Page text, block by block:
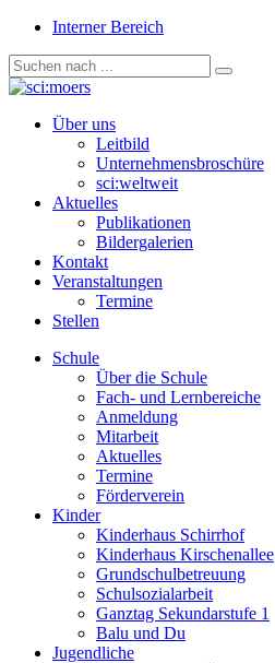
Interner Bereich
Über uns
Leitbild
Unternehmensbroschüre
sci:weltweit
Aktuelles
Publikationen
Bildergalerien
Kontakt
Veranstaltungen
Termine
Stellen
Schule
Über die Schule
Fach- und Lernbereiche
Anmeldung
Mitarbeit
Aktuelles
Termine
Förderverein
Kinder
Kinderhaus Schirrhof
Kinderhaus Kirschenallee
Grundschulbetreuung
Schulsozialarbeit
Ganztag Sekundarstufe 1
Balu und Du
Jugendliche